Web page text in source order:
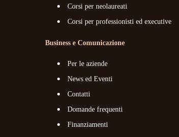
Corsi per neolaureati
Corsi per professionisti ed executive
Business e Comunicazione
Per le aziende
News ed Eventi
Contatti
Domande frequenti
Finanziamenti